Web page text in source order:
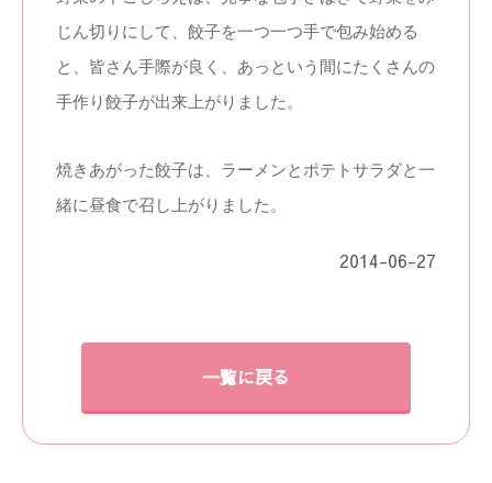
じん切りにして、餃子を一つ一つ手で包み始める
と、皆さん手際が良く、あっという間にたくさんの
手作り餃子が出来上がりました。
焼きあがった餃子は、ラーメンとポテトサラダと一
緒に昼食で召し上がりました。
2014-06-27
一覧に戻る